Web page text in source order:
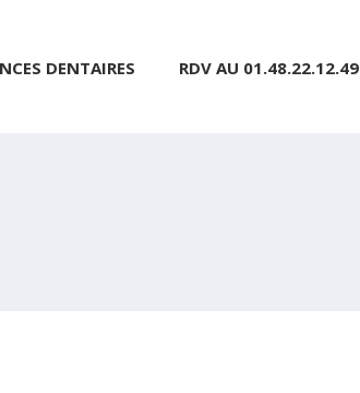
DENTAIRES RDV AU 01.48.22.12.49